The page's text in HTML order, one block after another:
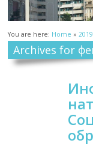
You are here: Home » 2019
Archives for